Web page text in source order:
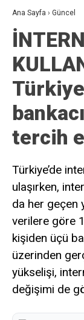
Ana Sayfa › Güncel
tercih
Türkiye’de
ulaşırken,
da her geçen
verilere göre
kişiden üçü
üzerinden
yükselişi,
değişimi de